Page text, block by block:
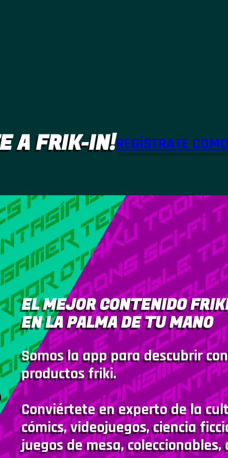
A FRIK-IN!REGÍSTRATE
EL MEJOR CONTENIDO
EN LA PALMA DE TU MANO
Somos la app para descubrir
productos friki.
Conviértete en experto de la
cómics, videojuegos, ciencia
juegos de mesa,